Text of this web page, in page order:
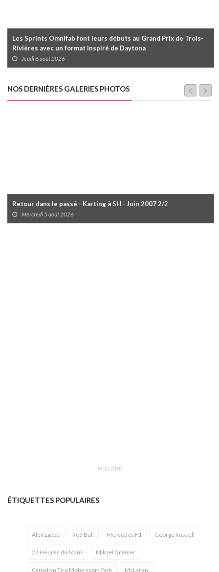
Les Sprints Omnifab font leurs débuts au Grand Prix de Trois-
Rivières avec un format inspiré de Daytona
Jeudi 6 août 2026
NOS DERNIÈRES GALERIES PHOTOS
Retour dans le passé - Karting à SH - Juin 2007 2/2
Mercredi 5 août 2026
PUBLICITÉ
ÉTIQUETTES POPULAIRES
Alex Labbé Red Bull Mercedes F1 George Russell
24 Heures du Mans Mikael Grenier
Canadian Tire Motorsport Park McLaren